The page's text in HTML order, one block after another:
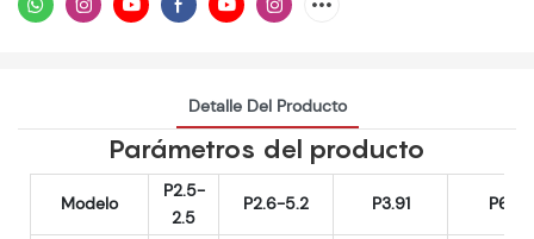
Detalle Del Producto
Parámetros del producto
Modelo
P2.5-
2.5
P2.6-5.2 P3.91 P6.5